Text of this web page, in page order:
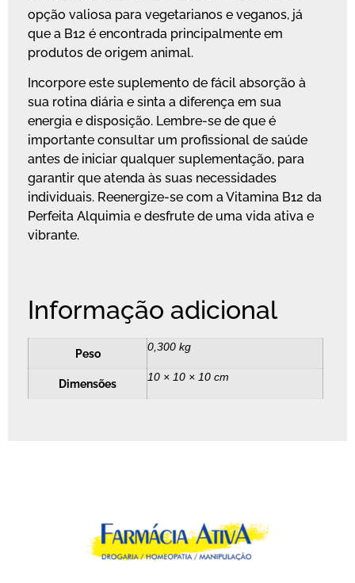
opção valiosa para vegetarianos e veganos, já
que a B12 é encontrada principalmente em
produtos de origem animal.
Incorpore este suplemento de fácil absorção à
sua rotina diária e sinta a diferença em sua
energia e disposição. Lembre-se de que é
importante consultar um profissional de saúde
antes de iniciar qualquer suplementação, para
garantir que atenda às suas necessidades
individuais. Reenergize-se com a Vitamina B12 da
Perfeita Alquimia e desfrute de uma vida ativa e
vibrante.
Informação adicional
Peso 0,300 kg
Dimensões 10 × 10 × 10 cm